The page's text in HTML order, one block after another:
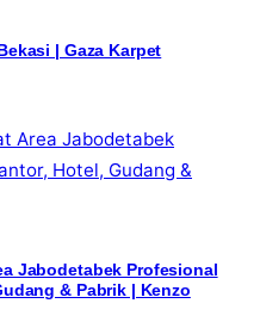
| Gaza Karpet
Jabodetabek Profesional
& Pabrik | Kenzo